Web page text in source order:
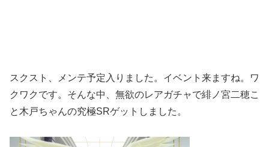
スクスト、メンテ予定入りました。イベント来ますね。ワ
クワクです。そんな中、無欲のレアガチャで緋ノ宮二穂こ
と木戸ちゃんの究極SRゲットしました。